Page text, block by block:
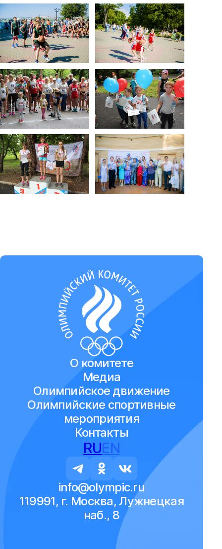
О комитете
Медиа
Олимпийское движение
Олимпийские спортивные
мероприятия
Контакты
RUEN
info@olympic.ru
119991, г. Москва, Лужнецкая
наб., 8